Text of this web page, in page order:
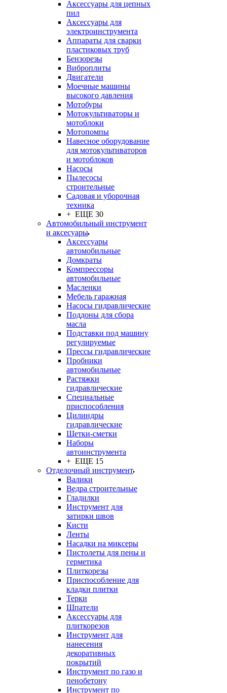
Аксессуары для цепных
пил
Аксессуары для
электроинструмента
Аппараты для сварки
пластиковых труб
Бензорезы
Виброплиты
Двигатели
Моечные машины
высокого давления
Мотобуры
Мотокультиваторы и
мотоблоки
Мотопомпы
Навесное оборудование
для мотокультиваторов
и мотоблоков
Насосы
Пылесосы
строительные
Садовая и уборочная
техника
+ ЕЩЕ 30
Автомобильный инструмент
и аксесуары
Аксессуары
автомобильные
Домкраты
Компрессоры
автомобильные
Масленки
Мебель гаражная
Насосы гидравлические
Поддоны для сбора
масла
Подставки под машину
регулируемые
Прессы гидравлические
Пробники
автомобильные
Растяжки
гидравлические
Специальные
приспособления
Цилиндры
гидравлические
Щетки-сметки
Наборы
автоинструмента
+ ЕЩЕ 15
Отделочный инструмент
Валики
Ведра строительные
Гладилки
Инструмент для
затирки швов
Кисти
Ленты
Насадки на миксеры
Пистолеты для пены и
герметика
Плиткорезы
Приспособление для
кладки плитки
Терки
Шпатели
Аксессуары для
плиткорезов
Инструмент для
нанесения
декоративных
покрытий
Инструмент по газо и
пенобетону
Инструмент по